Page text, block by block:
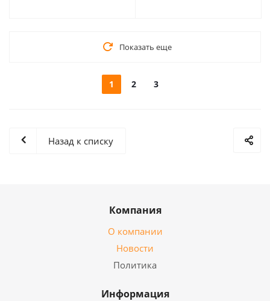
Показать еще
1 2 3
Назад к списку
Компания
О компании
Новости
Политика
Информация